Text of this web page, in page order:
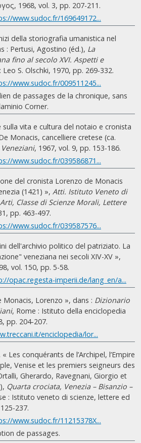
1968, vol. 3, pp. 207-211.
www.sudoc.fr/169649172...
della storiografia umanistica nel
: Pertusi, Agostino (éd.), La
fino al secolo XVI. Aspetti e
Leo S. Olschki, 1970, pp. 269-332.
www.sudoc.fr/009511245...
de passages de la chronique, sans
Corner.
sulla vita e cultura del notaio e cronista
Monacis, cancelliere cretese (ca.
, 1967, vol. 9, pp. 153-186.
www.sudoc.fr/039586871...
del cronista Lorenzo de Monacis
(1421) », Atti. Istituto Veneto di
Classe di Scienze Morali, Lettere
pp. 463-497.
www.sudoc.fr/039587576...
dell'archivio politico del patriziato. La
veneziana nei secoli XIV-XV »,
vol. 150, pp. 5-58.
opac.regesta-imperii.de/lang_en/a...
Monacis, Lorenzo », dans : Dizionario
, Rome : Istituto della enciclopedia
pp. 204-207.
enciclopedia/lor...
Les conquérants de l’Archipel, l’Empire
Venise et les premiers seigneurs des
Gherardo, Ravegnani, Giorgio et
Quarta crociata, Venezia – Bisanzio –
: Istituto veneto di scienze, lettere ed
237.
www.sudoc.fr/11215378X...
de passages.